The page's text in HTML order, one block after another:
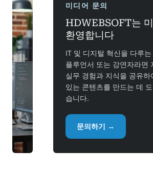
미디어 문의
HDWEBSOFT는
환영합니다
IT 및 디지털 혁신을 다루
플루언서 또는 강연자라면
실무 경험과 지식을 공유하
있는 콘텐츠를 만드는 데
습니다.
문의하기 →